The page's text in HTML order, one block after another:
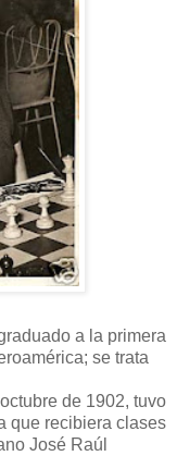
a la primera
se trata
de 1902, tuvo
que recibiera clases
José Raúl